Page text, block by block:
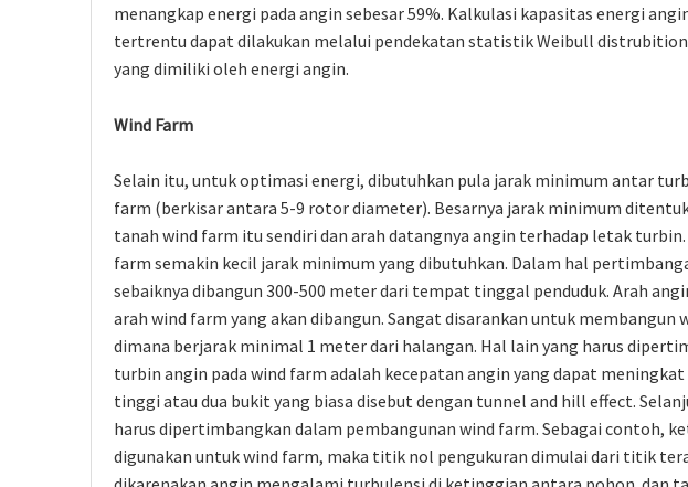
menangkap energi pada angin sebesar 59%. Kalkulasi kapasitas energi
tertrentu dapat dilakukan melalui pendekatan statistik Weibull
yang dimiliki oleh energi angin.
Wind Farm
Selain itu, untuk optimasi energi, dibutuhkan pula jarak minimum antar
farm (berkisar antara 5-9 rotor diameter). Besarnya jarak minimum
tanah wind farm itu sendiri dan arah datangnya angin terhadap letak
farm semakin kecil jarak minimum yang dibutuhkan. Dalam hal
sebaiknya dibangun 300-500 meter dari tempat tinggal penduduk. Arah
arah wind farm yang akan dibangun. Sangat disarankan untuk
dimana berjarak minimal 1 meter dari halangan. Hal lain yang harus
turbin angin pada wind farm adalah kecepatan angin yang dapat
tinggi atau dua bukit yang biasa disebut dengan tunnel and hill effect.
harus dipertimbangkan dalam pembangunan wind farm. Sebagai contoh,
digunakan untuk wind farm, maka titik nol pengukuran dimulai dari titik